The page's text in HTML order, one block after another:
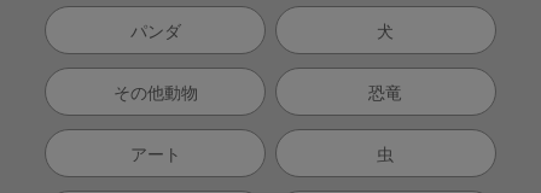
パンダ 犬
その他動物 恐竜
アート 虫